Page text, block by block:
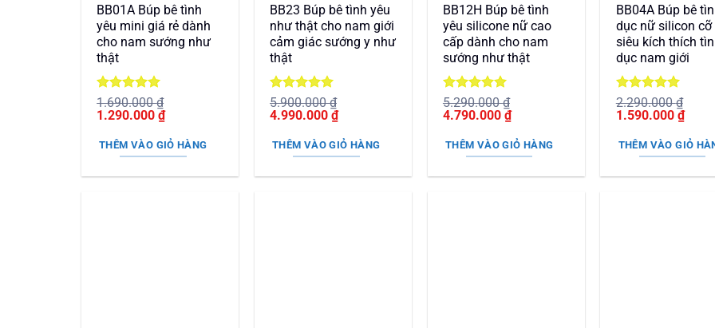
BB01A Búp bê tình
yêu mini giá rẻ dành
cho nam sướng như
thật
Được xếp
hạng55
1.690.000₫
Giá
là:
1.690.000 ₫.
1.290.000₫Giá
tại
là:
THÊM VÀO GIỎ HÀNG
BB23 Búp bê tình yêu
như thật cho nam giới
cảm giác sướng y như
thật
Được xếp
hạng55
5.900.000₫
Giá
là:
5.900.000 ₫.
4.990.000₫Giá
tại
là:
THÊM VÀO GIỎ HÀNG
BB12H Búp bê tình
yêu silicone nữ cao
cấp dành cho nam
sướng như thật
Được xếp
hạng55
5.290.000₫
Giá
là:
5.290.000 ₫.
4.790.000 ₫Giá
tại
là:
THÊM VÀO GIỎ HÀNG
BB04A Búp bê
dục nữ silicon cỡ
siêu kích thích
dục nam giới
Được xếp
hạng55
2.290.000₫
Giá
là:
2.290.000 ₫.
1.590.000 ₫Giá
tại
là:
THÊM VÀO GIỎ